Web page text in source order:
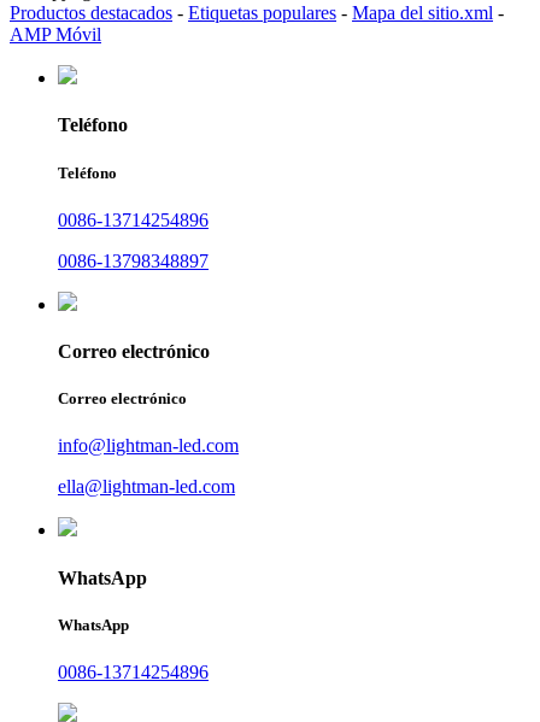
Productos destacados - Etiquetas populares - Mapa del sitio.xml -
AMP Móvil
Teléfono
Teléfono
0086-13714254896
0086-13798348897
Correo electrónico
Correo electrónico
info@lightman-led.com
ella@lightman-led.com
WhatsApp
WhatsApp
0086-13714254896